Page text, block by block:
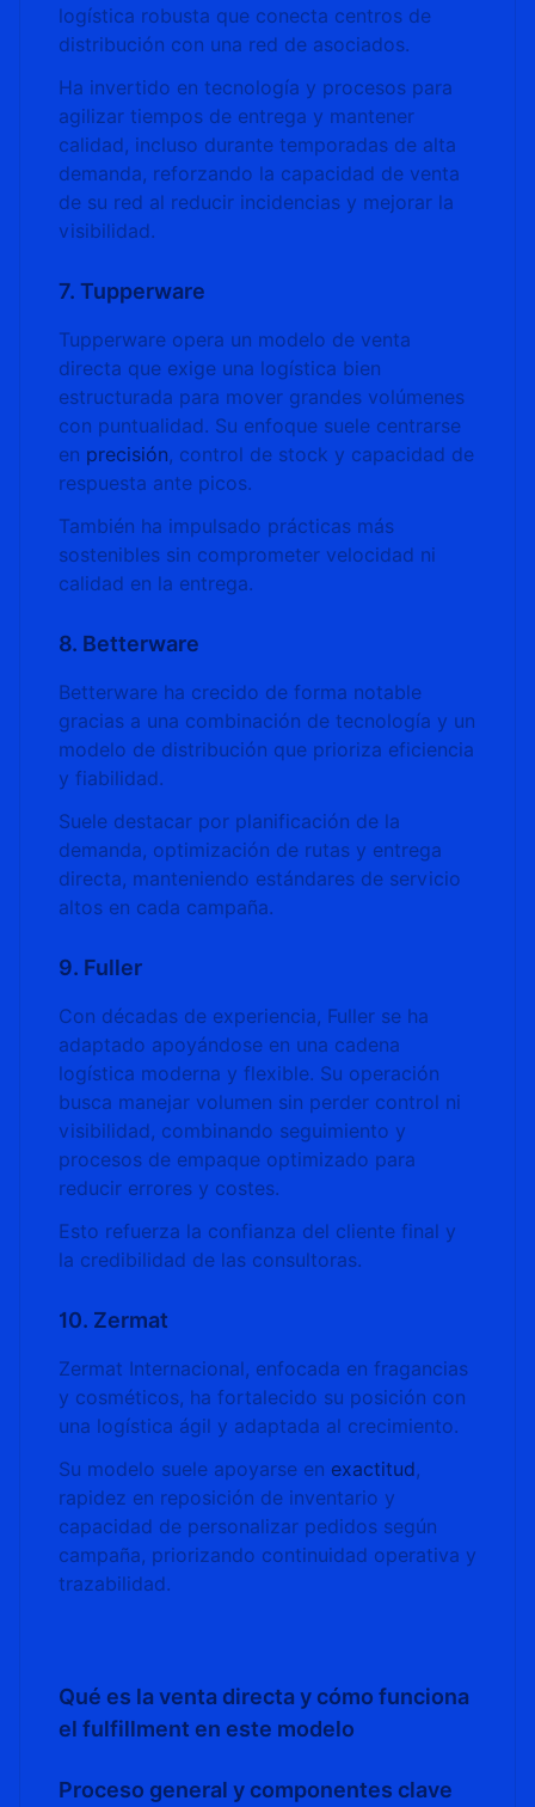
logística robusta que conecta centros de
distribución con una red de asociados.
Ha invertido en tecnología y procesos para
agilizar tiempos de entrega y mantener
calidad, incluso durante temporadas de alta
demanda, reforzando la capacidad de venta
de su red al reducir incidencias y mejorar la
visibilidad.
7. Tupperware
Tupperware opera un modelo de venta
directa que exige una logística bien
estructurada para mover grandes volúmenes
con puntualidad. Su enfoque suele centrarse
en precisión, control de stock y capacidad de
respuesta ante picos.
También ha impulsado prácticas más
sostenibles sin comprometer velocidad ni
calidad en la entrega.
8. Betterware
Betterware ha crecido de forma notable
gracias a una combinación de tecnología y un
modelo de distribución que prioriza eficiencia
y fiabilidad.
Suele destacar por planificación de la
demanda, optimización de rutas y entrega
directa, manteniendo estándares de servicio
altos en cada campaña.
9. Fuller
Con décadas de experiencia, Fuller se ha
adaptado apoyándose en una cadena
logística moderna y flexible. Su operación
busca manejar volumen sin perder control ni
visibilidad, combinando seguimiento y
procesos de empaque optimizado para
reducir errores y costes.
Esto refuerza la confianza del cliente final y
la credibilidad de las consultoras.
10. Zermat
Zermat Internacional, enfocada en fragancias
y cosméticos, ha fortalecido su posición con
una logística ágil y adaptada al crecimiento.
Su modelo suele apoyarse en exactitud,
rapidez en reposición de inventario y
capacidad de personalizar pedidos según
campaña, priorizando continuidad operativa y
trazabilidad.
Qué es la venta directa y cómo funciona
el fulfillment en este modelo
Proceso general y componentes clave